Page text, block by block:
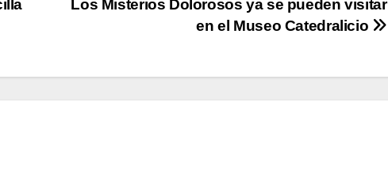
Los Misterios Dolorosos ya se pueden visitar
en el Museo Catedralicio